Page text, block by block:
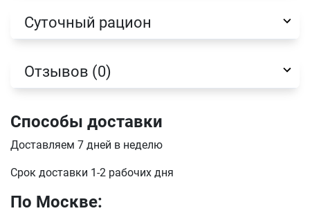
Суточный рацион
Отзывов (0)
Способы доставки
Доставляем 7 дней в неделю
Срок доставки 1-2 рабочих дня
По Москве:
отправить